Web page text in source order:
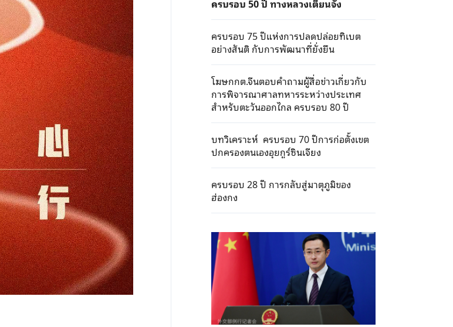
ครบรอบ 50 ปี ทางหลวงเตี่ยนจั้ง
ครบรอบ 75 ปีแห่งการปลดปล่อยทิเบต
อย่างสันติ กับการพัฒนาที่ยั่งยืน
โฆษกกต.จีนตอบคำถามผู้สื่อข่าวเกี่ยวกับ
การพิจารณาศาลทหารระหว่างประเทศ
สำหรับตะวันออกไกล ครบรอบ 80 ปี
บทวิเคราะห์ ครบรอบ 70 ปีการก่อตั้งเขต
ปกครองตนเองอุยกูร์ซินเจียง
ครบรอบ 28 ปี การกลับสู่มาตุภูมิของ
ฮ่องกง